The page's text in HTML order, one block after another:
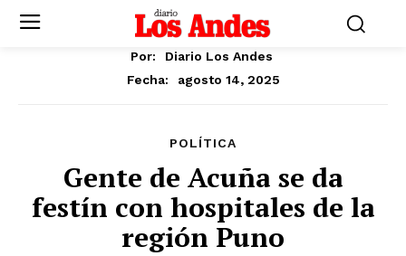
Por:
Diario Los Andes
Fecha:
agosto 14, 2025
POLÍTICA
Gente de Acuña se da
festín con hospitales de la
región Puno